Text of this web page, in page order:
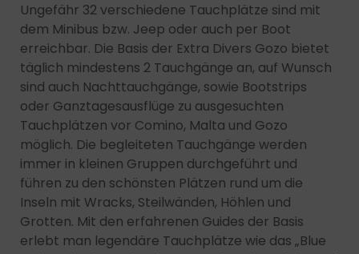
Ungefähr 32 verschiedene Tauchplätze sind mit
dem Minibus bzw. Jeep oder auch per Boot
erreichbar. Die Basis der Extra Divers Gozo bietet
täglich mindestens 2 Tauchgänge an, auf Wunsch
sind auch Nachttauchgänge, sowie Bootstrips
oder Ganztagesausflüge zu ausgesuchten
Tauchplätzen vor Comino, Malta und Gozo
möglich. Die begleiteten Tauchgänge werden
immer in kleinen Gruppen durchgeführt und
führen zu den schönsten Plätzen rund um die
Inseln mit Wracks, Steilwänden, Höhlen und
Grotten. Mit den erfahrenen Guides der Basis
erlebt man legendäre Tauchplätze wie das „Blue